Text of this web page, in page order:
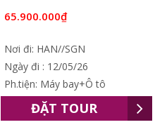
65.900.000₫
Nơi đi: HAN//SGN
Ngày đi : 12/05/26
Ph.tiện: Máy bay+Ô tô
ĐẶT TOUR